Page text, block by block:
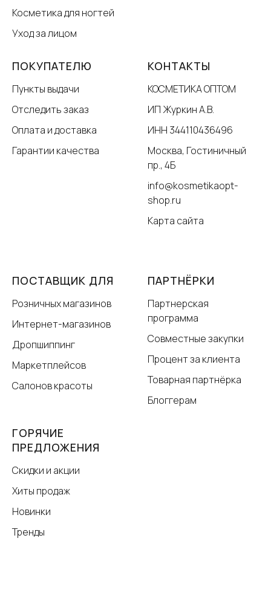
Косметика для ногтей
Уход за лицом
ПОКУПАТЕЛЮ
Пункты выдачи
Отследить заказ
Оплата и доставка
Гарантии качества
КОНТАКТЫ
КОСМЕТИКА ОПТОМ
ИП Журкин А.В.
ИНН 344110436496
Москва, Гостиничный
пр., 4Б
info@kosmetikaopt-
shop.ru
Карта сайта
ПОСТАВЩИК ДЛЯ
Розничных магазинов
Интернет-магазинов
Дропшиппинг
Маркетплейсов
Салонов красоты
ПАРТНЁРКИ
Партнерская
программа
Совместные закупки
Процент за клиента
Товарная партнёрка
Блоггерам
ГОРЯЧИЕ
ПРЕДЛОЖЕНИЯ
Скидки и акции
Хиты продаж
Новинки
Тренды